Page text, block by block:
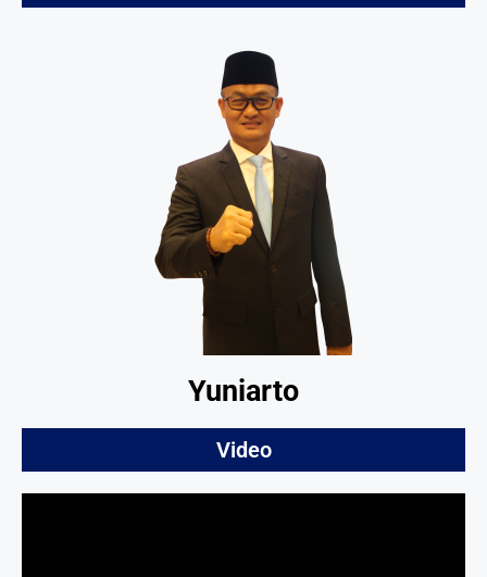
Yuniarto
Video